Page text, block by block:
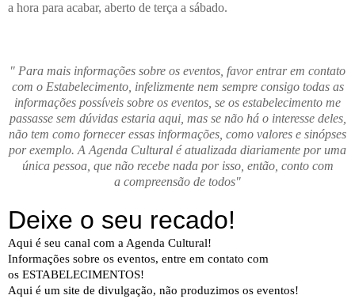
a hora para acabar, aberto de terça a sábado.
" Para mais informações sobre os eventos, favor entrar em contato
com o Estabelecimento, infelizmente nem sempre consigo todas as
informações possíveis sobre os eventos, se os estabelecimento me
passasse sem dúvidas estaria aqui, mas se não há o interesse deles,
não tem como fornecer essas informações, como valores e sinópses
por exemplo. A Agenda Cultural é atualizada diariamente por uma
única pessoa, que não recebe nada por isso, então, conto com
a compreensão de todos"